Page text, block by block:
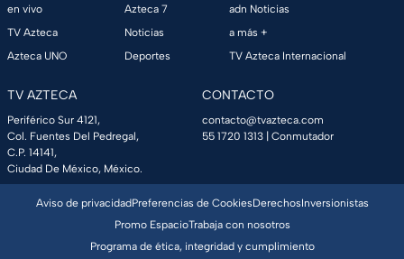
en vivo
TV Azteca
Azteca UNO
Azteca 7
Noticias
Deportes
adn Noticias
a más +
TV Azteca Internacional
TV AZTECA
Periférico Sur 4121,
Col. Fuentes Del Pedregal,
C.P. 14141,
Ciudad De México, México.
CONTACTO
contacto@tvazteca.com
55 1720 1313 | Conmutador
Aviso de privacidadPreferencias de CookiesDerechosInversionistas
Promo EspacioTrabaja con nosotros
Programa de ética, integridad y cumplimiento